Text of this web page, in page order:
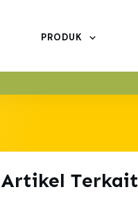
PRODUK
Artikel Terkait